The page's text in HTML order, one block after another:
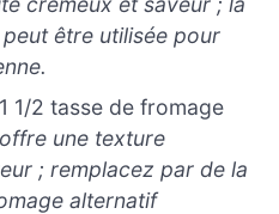
être utilisée pour
1/2 tasse de fromage
offre une texture
; remplacez par de la
alternatif